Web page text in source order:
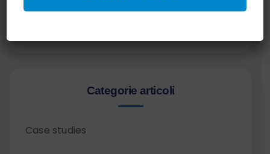
Categorie articoli
Case studies